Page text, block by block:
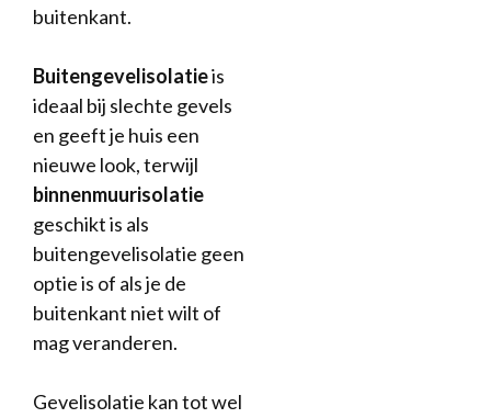
buitenkant.
Buitengevelisolatieis
ideaal bij slechte gevels
en geeft je huis een
nieuwe look, terwijl
binnenmuurisolatie
geschikt is als
buitengevelisolatie geen
optie is of als je de
buitenkant niet wilt of
mag veranderen.
Gevelisolatie kan tot wel